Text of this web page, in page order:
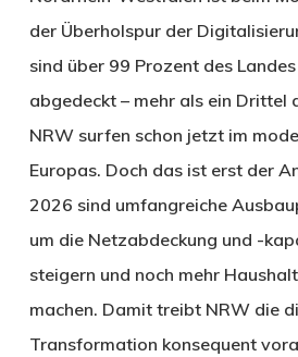
der Überholspur der
sind über 99 Prozent des Landes
abgedeckt – mehr als ein Drittel
NRW surfen schon jetzt im
Europas. Doch das ist erst der
2026 sind umfangreiche
um die Netzabdeckung und -
steigern und noch mehr
machen. Damit treibt NRW die
Transformation konsequent